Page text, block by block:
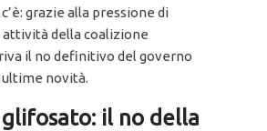
grazie alla pressione di
attività della coalizione
il no definitivo del governo
novità.
il no della